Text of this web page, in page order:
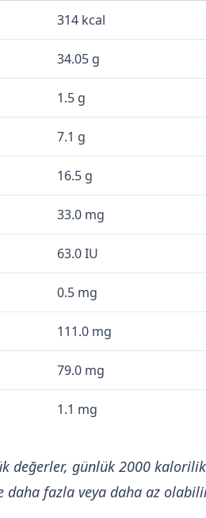
314 kcal
34.05 g
1.5 g
7.1 g
16.5 g
33.0 mg
63.0 IU
0.5 mg
111.0 mg
79.0 mg
1.1 mg
değerler, günlük 2000
daha fazla veya daha az